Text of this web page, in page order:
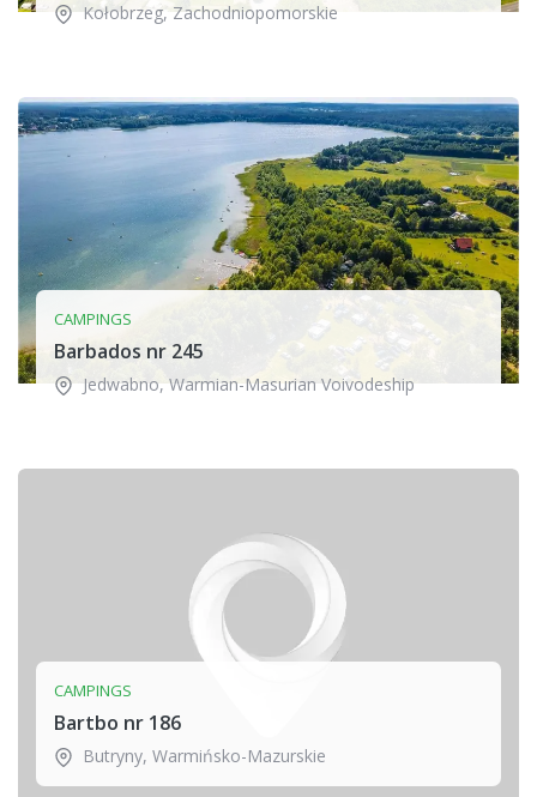
Kołobrzeg, Zachodniopomorskie
CAMPINGS
Barbados nr 245
Jedwabno,Warmian-Masurian Voivodeship
CAMPINGS
Bartbo nr 186
Butryny, Warmińsko-Mazurskie